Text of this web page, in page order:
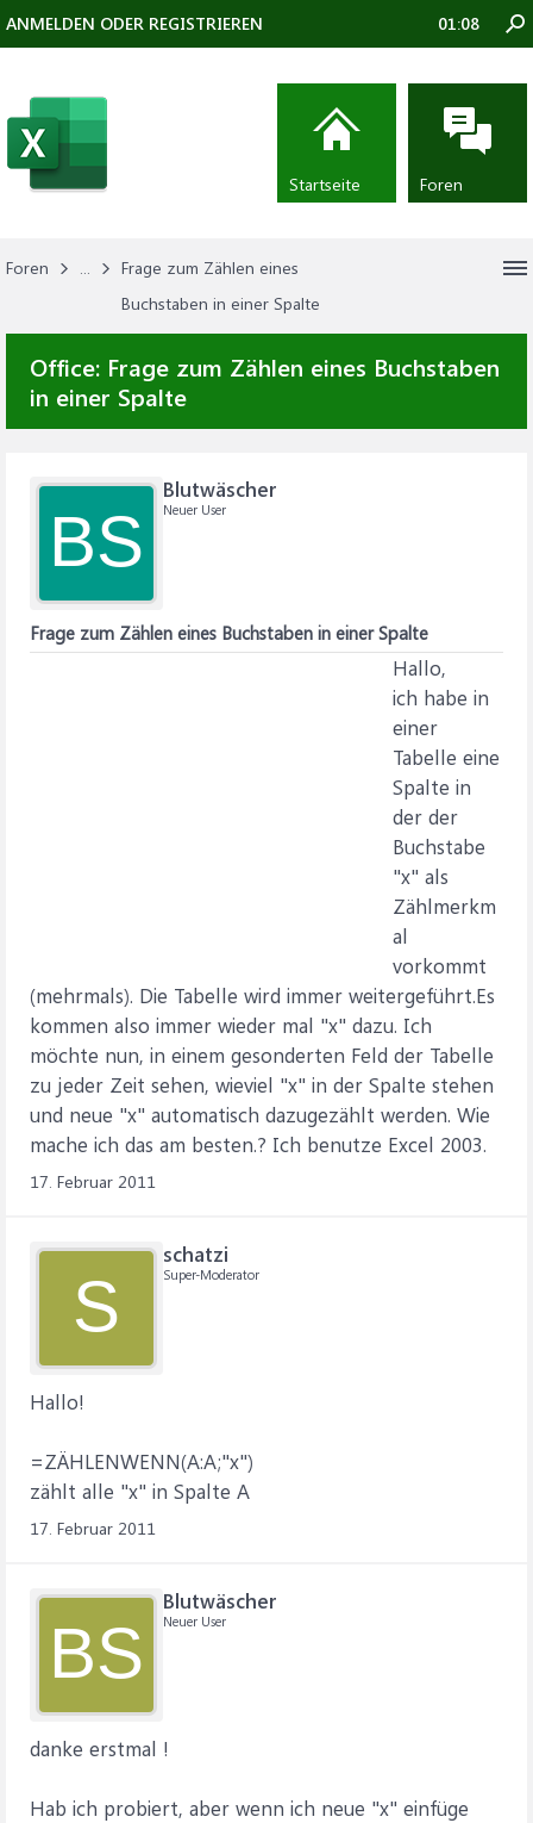
Foren ...
Frage zum Zählen eines
Buchstaben in einer Spalte
Office: Frage zum Zählen eines Buchstaben
in einer Spalte
BS
Blutwäscher
Neuer User
Frage zum Zählen eines Buchstaben in einer Spalte
Hallo,
ich habe in
einer
Tabelle eine
Spalte in
der der
Buchstabe
"x" als
Zählmerkm
al
vorkommt
(mehrmals). Die Tabelle wird immer weitergeführt.Es
kommen also immer wieder mal "x" dazu. Ich
möchte nun, in einem gesonderten Feld der Tabelle
zu jeder Zeit sehen, wieviel "x" in der Spalte stehen
und neue "x" automatisch dazugezählt werden. Wie
mache ich das am besten.? Ich benutze Excel 2003.
17. Februar 2011
S
schatzi
Super-Moderator
Hallo!
=ZÄHLENWENN(A:A;"x")
zählt alle "x" in Spalte A
17. Februar 2011
BS
Blutwäscher
Neuer User
danke erstmal !
Hab ich probiert, aber wenn ich neue "x" einfüge
ANMELDEN ODER REGISTRIEREN 01:08
Startseite Foren